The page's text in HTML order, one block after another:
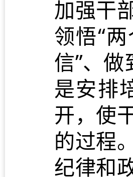
加强干
领悟“
信”、
是安排
开，使
的过程
纪律和